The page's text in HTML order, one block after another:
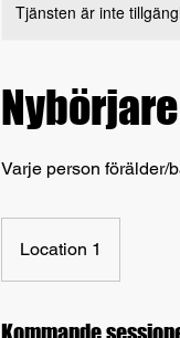
Tjänsten är inte
Varje person förälder/
Location 1
Kommande